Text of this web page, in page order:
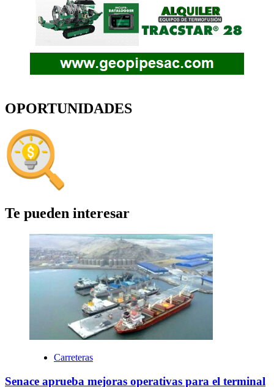
OPORTUNIDADES
Te pueden interesar
Carreteras
Senace aprueba mejoras operativas para el terminal